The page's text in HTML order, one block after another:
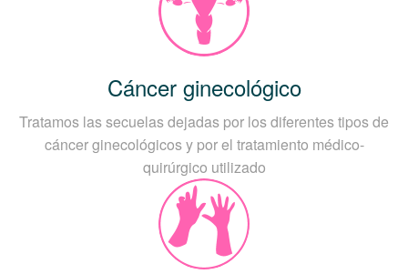
Cáncer ginecológico
Tratamos las secuelas dejadas por los diferentes tipos de
cáncer ginecológicos y por el tratamiento médico-
quirúrgico utilizado